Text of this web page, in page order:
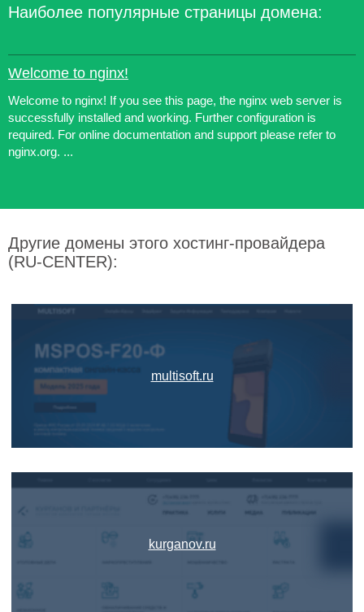
Наиболее популярные страницы домена:
Welcome to nginx!
Welcome to nginx! If you see this page, the nginx web server is
successfully installed and working. Further configuration is
required. For online documentation and support please refer to
nginx.org. ...
Другие домены этого хостинг-провайдера
(RU-CENTER):
multisoft.ru
kurganov.ru